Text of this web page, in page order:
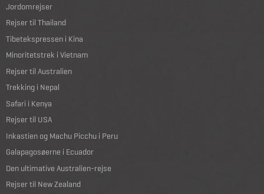
Jordomrejser
Rejser til Thailand
Tibetekspressen i Kina
Minoritetstrek i Vietnam
Rejser til Australien
Trekking i Nepal
Safari i Kenya
Rejser til USA
Inkastien og Machu Picchu i Peru
Galapagosøerne i Ecuador
Den ultimative Australien-rejse
Rejser til New Zealand